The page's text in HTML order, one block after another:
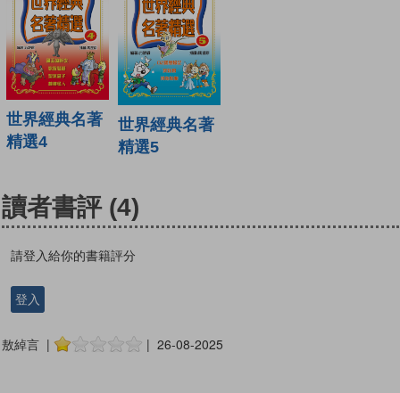
世界經典名著
精選4
世界經典名著
精選5
讀者書評 (4)
請登入給你的書籍評分
登入
敖綽言 | | 26-08-2025